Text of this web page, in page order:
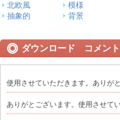
北欧風 模様
抽象的
背景
ダウンロード コメント
使用させていただきます。ありが
ありがとございます。使用させて